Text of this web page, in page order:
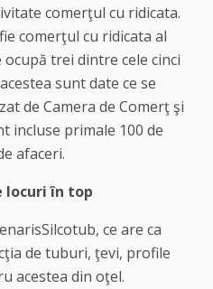
comerţul cu ridicata.
comerţul cu ridicata al
trei dintre cele cinci
sunt date ce se
de Camera de Comerţ şi
incluse primale 100 de
afaceri.
locuri în top
ce are ca
de tuburi, ţevi, profile
acestea din oţel.